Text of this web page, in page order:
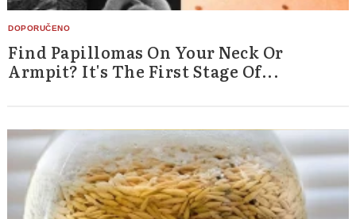
Find Papillomas On Your Neck Or
Armpit? It's The First Stage Of...